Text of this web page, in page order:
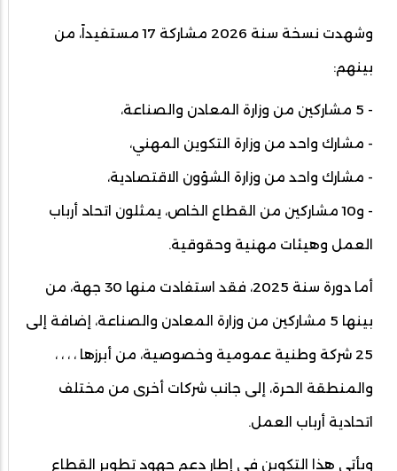
وشهدت نسخة سنة 2026 مشاركة 17 مستفيداً، من
بينهم:
- 5 مشاركين من وزارة المعادن والصناعة،
- مشارك واحد من وزارة التكوين المهني،
- مشارك واحد من وزارة الشؤون الاقتصادية،
- و10 مشاركين من القطاع الخاص، يمثلون اتحاد أرباب
العمل وهيئات مهنية وحقوقية.
أما دورة سنة 2025، فقد استفادت منها 30 جهة، من
بينها 5 مشاركين من وزارة المعادن والصناعة، إضافة إلى
25 شركة وطنية عمومية وخصوصية، من أبرزها ، ، ، ،
والمنطقة الحرة، إلى جانب شركات أخرى من مختلف
اتحادية أرباب العمل.
ويأتي هذا التكوين في إطار دعم جهود تطوير القطاع